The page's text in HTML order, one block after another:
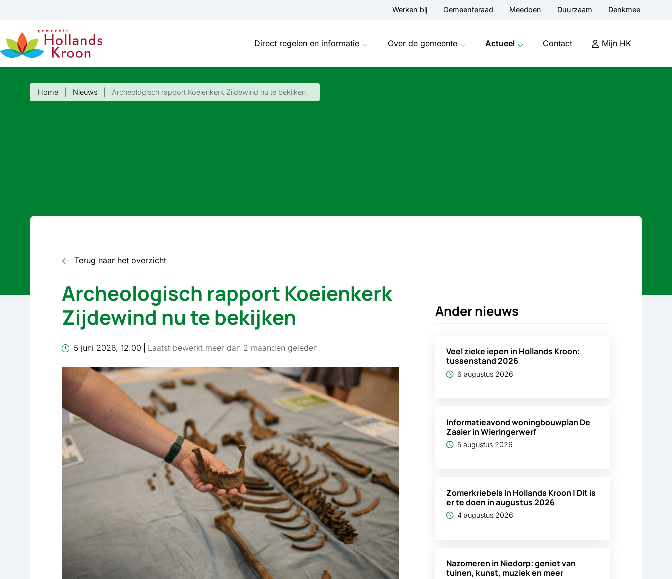
Werken bij Gemeenteraad Meedoen Duurzaam Denkmee
Direct regelen en informatie Over de gemeente Actueel Contact Mijn HK
Home Nieuws Archeologisch rapport Koeienkerk Zijdewind nu te bekijken
Terug naar het overzicht
Archeologisch rapport Koeienkerk
Zijdewind nu te bekijken
5 juni 2026, 12.00 Laatst bewerkt meer dan 2 maanden geleden
Ander nieuws
Veel zieke iepen in Hollands Kroon:
tussenstand 2026
6 augustus 2026
Informatieavond woningbouwplan De
Zaaier in Wieringerwerf
5 augustus 2026
Zomerkriebels in Hollands Kroon | Dit is
er te doen in augustus 2026
4 augustus 2026
Nazomeren in Niedorp: geniet van
tuinen, kunst, muziek en meer